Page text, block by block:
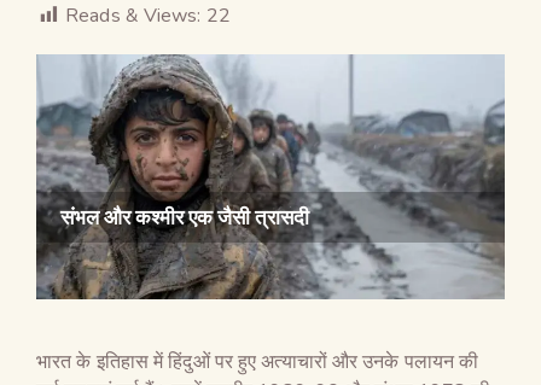
Reads & Views: 22
संभल और कश्मीर एक जैसी त्रासदी
भारत के इतिहास में हिंदुओं पर हुए अत्याचारों और उनके पलायन की